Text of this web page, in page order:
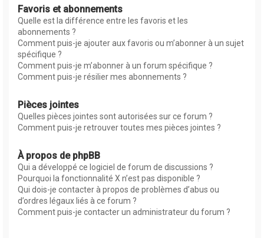
Favoris et abonnements
Quelle est la différence entre les favoris et les
abonnements ?
Comment puis-je ajouter aux favoris ou m’abonner à un sujet
spécifique ?
Comment puis-je m’abonner à un forum spécifique ?
Comment puis-je résilier mes abonnements ?
Pièces jointes
Quelles pièces jointes sont autorisées sur ce forum ?
Comment puis-je retrouver toutes mes pièces jointes ?
À propos de phpBB
Qui a développé ce logiciel de forum de discussions ?
Pourquoi la fonctionnalité X n’est pas disponible ?
Qui dois-je contacter à propos de problèmes d’abus ou
d’ordres légaux liés à ce forum ?
Comment puis-je contacter un administrateur du forum ?